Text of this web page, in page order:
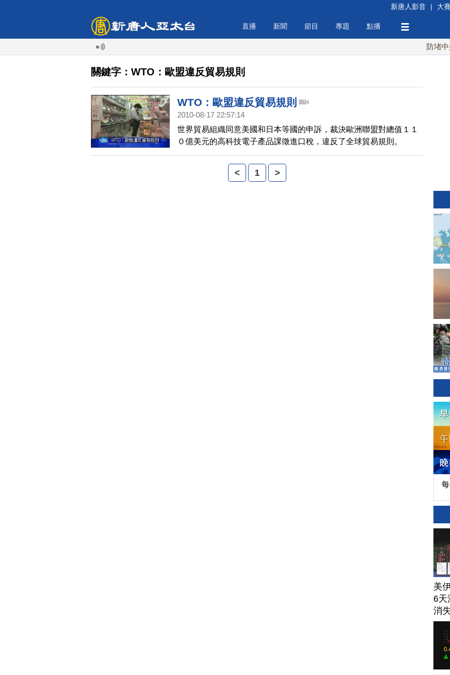
新唐人影音 | 大
直播 新聞 節目 專題 點播
防堵中共
關鍵字：WTO：歐盟違反貿易規則
WTO：歐盟違反貿易規則
2010-08-17 22:57:14
世界貿易組織同意美國和日本等國的申訴，裁決歐洲聯盟對總值１１
０億美元的高科技電子產品課徵進口稅，違反了全球貿易規則。
< 1 >
美
6天
消